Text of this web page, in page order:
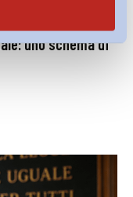
uno schema di